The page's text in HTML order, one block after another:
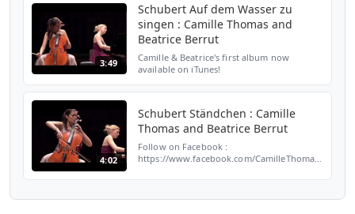
3:49
Schubert Auf dem Wasser zu
singen : Camille Thomas and
Beatrice Berrut
Camille & Beatrice's first album now
available on iTunes!
4:02
Schubert Ständchen : Camille
Thomas and Beatrice Berrut
Follow on Facebook :
https://www.facebook.com/CamilleThomasCellist/